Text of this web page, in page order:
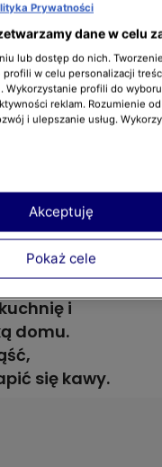
„Para w
Milenę
do
w domu
on
na kuchnię
straszy
więcej.
i Marcin
sprawić, aby
i
domu.
się kawy.
Prywatności
dane w celu
lub dostęp do nich.
w celu personalizacji
profili do
reklam. Rozumienie
i ulepszanie usług.
Pokaż cele
Akceptuję